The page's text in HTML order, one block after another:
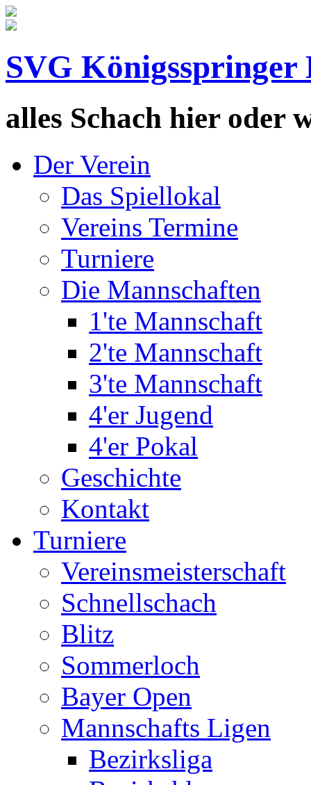
SVG Königsspringer
alles Schach hier oder
Der Verein
Das Spiellokal
Vereins Termine
Turniere
Die Mannschaften
1'te Mannschaft
2'te Mannschaft
3'te Mannschaft
4'er Jugend
4'er Pokal
Geschichte
Kontakt
Turniere
Vereinsmeisterschaft
Schnellschach
Blitz
Sommerloch
Bayer Open
Mannschafts Ligen
Bezirksliga